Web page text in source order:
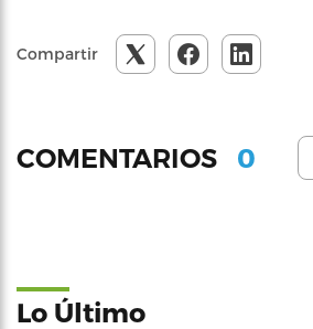
Compartir
COMENTARIOS 0
Lo Último